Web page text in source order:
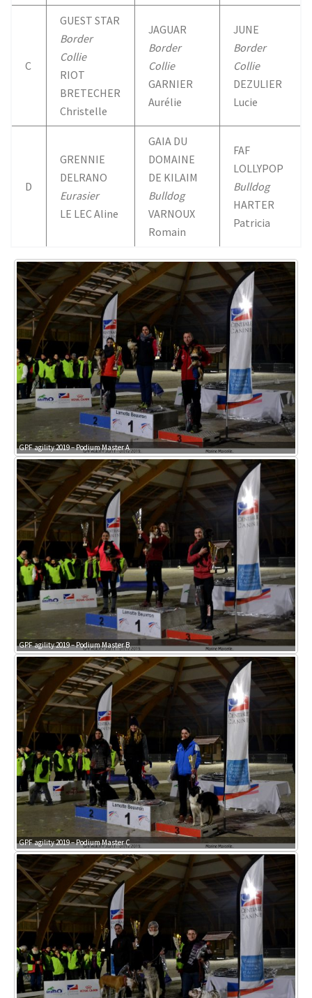
C
GUEST STAR
Border
Collie
RIOT
BRETECHER
Christelle
JAGUAR
Border
Collie
GARNIER
Aurélie
JUNE
Border
Collie
DEZULIER
Lucie
D
GRENNIE
DELRANO
Eurasier
LE LEC Aline
GAIA DU
DOMAINE
DE KILAIM
Bulldog
VARNOUX
Romain
FAF
LOLLYPOP
Bulldog
HARTER
Patricia
GPF agility 2019 – Podium Master A
GPF agility 2019 – Podium Master B
GPF agility 2019 – Podium Master C